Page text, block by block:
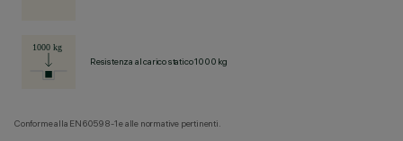
Resistenza al carico statico 1000 kg
Conforme alla EN60598-1 e alle normative pertinenti.